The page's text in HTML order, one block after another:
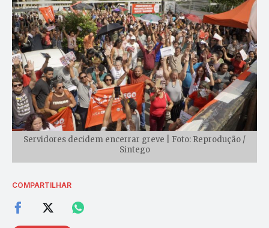
Servidores decidem encerrar greve | Foto: Reprodução /
Sintego
COMPARTILHAR